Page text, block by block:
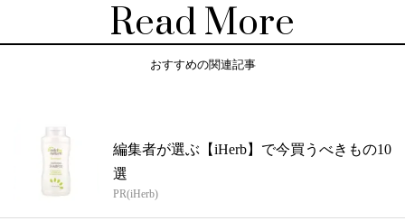
Read More
おすすめの関連記事
編集者が選ぶ【iHerb】で今買うべきもの10
選
PR(iHerb)